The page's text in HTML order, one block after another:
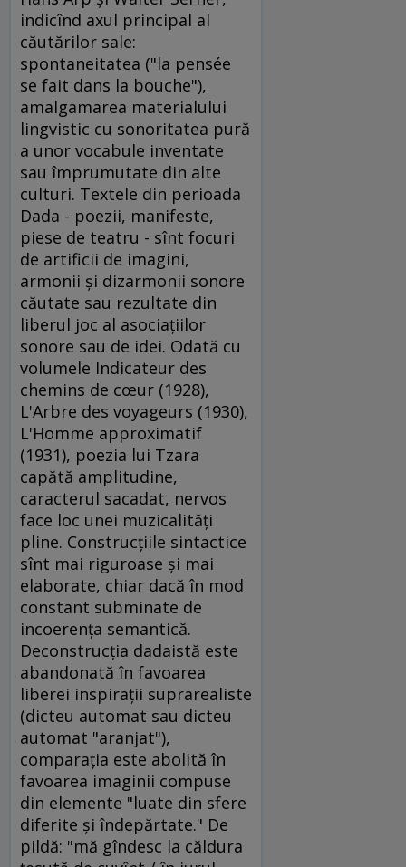
indicînd axul principal al
căutărilor sale:
spontaneitatea ("la pensée
se fait dans la bouche"),
amalgamarea materialului
lingvistic cu sonoritatea pură
a unor vocabule inventate
sau împrumutate din alte
culturi. Textele din perioada
Dada - poezii, manifeste,
piese de teatru - sînt focuri
de artificii de imagini,
armonii şi dizarmonii sonore
căutate sau rezultate din
liberul joc al asociaţiilor
sonore sau de idei. Odată cu
volumele Indicateur des
chemins de cœur (1928),
L'Arbre des voyageurs (1930),
L'Homme approximatif
(1931), poezia lui Tzara
capătă amplitudine,
caracterul sacadat, nervos
face loc unei muzicalităţi
pline. Construcţiile sintactice
sînt mai riguroase şi mai
elaborate, chiar dacă în mod
constant subminate de
incoerenţa semantică.
Deconstrucţia dadaistă este
abandonată în favoarea
liberei inspiraţii suprarealiste
(dicteu automat sau dicteu
automat "aranjat"),
comparaţia este abolită în
favoarea imaginii compuse
din elemente "luate din sfere
diferite şi îndepărtate." De
pildă: "mă gîndesc la căldura